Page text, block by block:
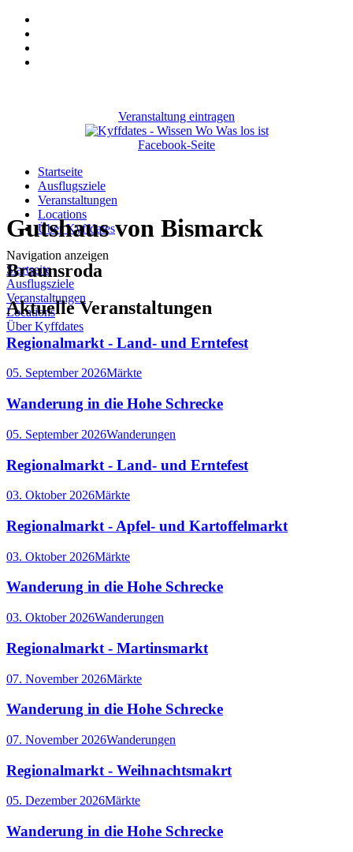
Veranstaltung eintragen
Facebook-Seite
Startseite
Ausflugsziele
Veranstaltungen
Locations
Über Kyffdates
Navigation anzeigen
Startseite
Ausflugsziele
Veranstaltungen
Locations
Über Kyffdates
Gutshaus von Bismarck
Braunsroda
Aktuelle Veranstaltungen
Regionalmarkt - Land- und Erntefest
05. September 2026Märkte
Wanderung in die Hohe Schrecke
05. September 2026Wanderungen
Regionalmarkt - Land- und Erntefest
03. Oktober 2026Märkte
Regionalmarkt - Apfel- und Kartoffelmarkt
03. Oktober 2026Märkte
Wanderung in die Hohe Schrecke
03. Oktober 2026Wanderungen
Regionalmarkt - Martinsmarkt
07. November 2026Märkte
Wanderung in die Hohe Schrecke
07. November 2026Wanderungen
Regionalmarkt - Weihnachtsmakrt
05. Dezember 2026Märkte
Wanderung in die Hohe Schrecke